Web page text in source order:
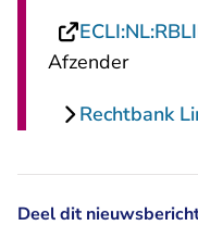
Afzender
Rechtbank
Deel dit